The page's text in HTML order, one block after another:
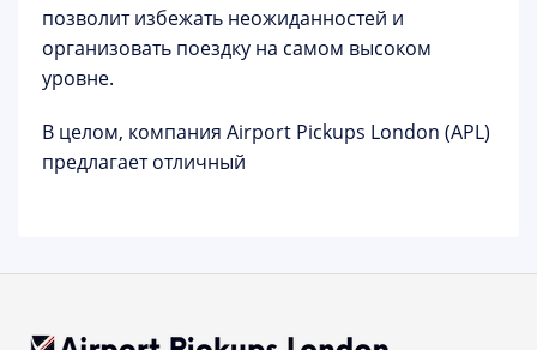
позволит избежать неожиданностей и
организовать поездку на самом высоком
уровне.
В целом, компания Airport Pickups London (APL)
предлагает отличный